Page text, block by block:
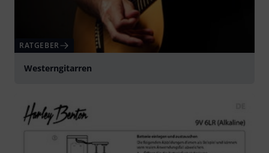
RATGEBER
Westerngitarren